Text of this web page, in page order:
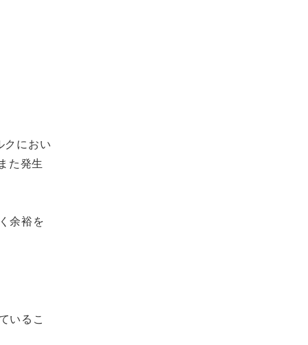
クにおい
た発生
余裕を
いるこ